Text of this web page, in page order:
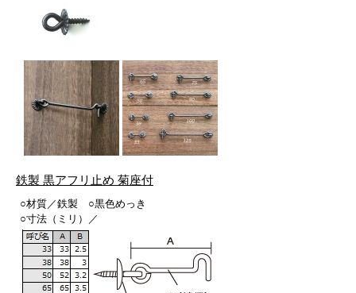
鉄製 黒アフリ止め 菊座付
○材質／鉄製 ○黒色めっき
○寸法（ミリ）／